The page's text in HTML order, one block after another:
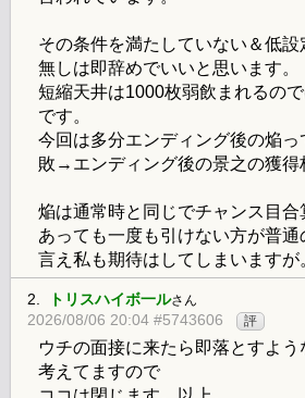
その条件を満たしていない＆低
無しは即辞めでいいと思います。
短縮天井は1000枚弱飲まれるの
です。
今回は多分エンディング後の焔
敗→エンディング後の景之の獲得
焔は通常時と同じでチャンス目
あっても一度も引けない方が普
言え私も期待はしてしまいますが
2. トリスハイボ一ルさん
2026/08/06 20:04 #5743606 評
ウチの面接に来たら即落とすよう
考えてますので